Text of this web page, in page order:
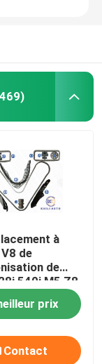
à
de
de
540i M5 Z8
INTOXIQUENT
prix
Contact